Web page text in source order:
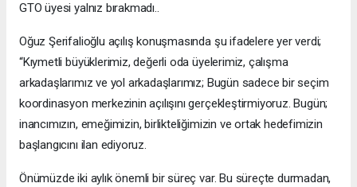
GTO üyesi yalnız bırakmadı..
Oğuz Şerifalioğlu açılış konuşmasında şu ifadelere yer verdi;
“Kıymetli büyüklerimiz, değerli oda üyelerimiz, çalışma
arkadaşlarımız ve yol arkadaşlarımız; Bugün sadece bir seçim
koordinasyon merkezinin açılışını gerçekleştirmiyoruz. Bugün;
inancımızın, emeğimizin, birlikteliğimizin ve ortak hedefimizin
başlangıcını ilan ediyoruz.
Önümüzde iki aylık önemli bir süreç var. Bu süreçte durmadan,